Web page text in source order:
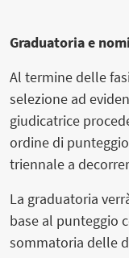
Graduatoria e
Al termine delle
selezione ad
giudicatrice
ordine di
triennale a
La graduatoria
base al punteggio
sommatoria delle